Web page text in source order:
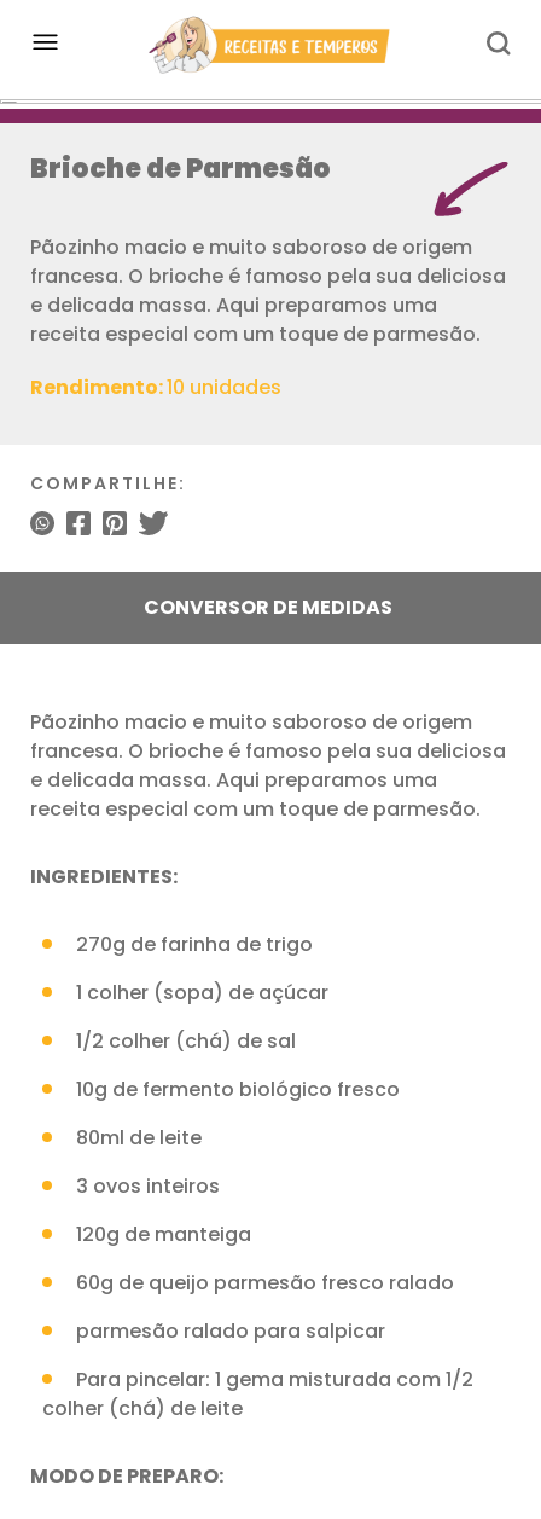
Brioche de Parmesão
Pãozinho macio e muito saboroso de origem
francesa. O brioche é famoso pela sua deliciosa
e delicada massa. Aqui preparamos uma
receita especial com um toque de parmesão.
Rendimento:10 unidades
COMPARTILHE:
CONVERSOR DE MEDIDAS
Pãozinho macio e muito saboroso de origem
francesa. O brioche é famoso pela sua deliciosa
e delicada massa. Aqui preparamos uma
receita especial com um toque de parmesão.
INGREDIENTES:
270g de farinha de trigo
1 colher (sopa) de açúcar
1/2 colher (chá) de sal
10g de fermento biológico fresco
80ml de leite
3 ovos inteiros
120g de manteiga
60g de queijo parmesão fresco ralado
parmesão ralado para salpicar
Para pincelar: 1 gema misturada com 1/2
colher (chá) de leite
MODO DE PREPARO: